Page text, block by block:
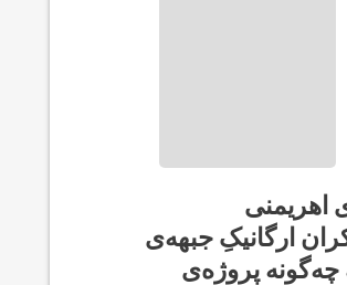
اهریمنی
ارگانیکِ جبهه‌ی
چه‌گونه پروژه‌ی